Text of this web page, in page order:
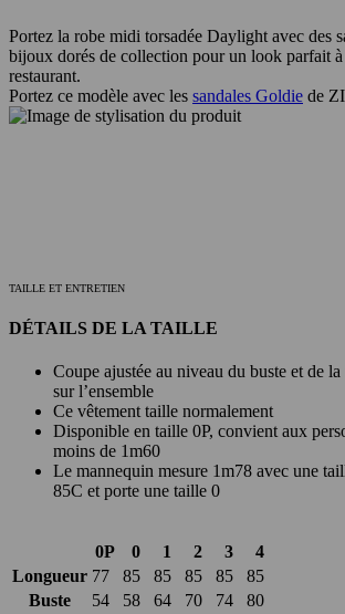
Portez la robe midi torsadée Daylight avec des
bijoux dorés de collection pour un look parfait
restaurant.
Portez ce modèle avec les sandales Goldie de
TAILLE ET ENTRETIEN
DÉTAILS DE LA TAILLE
Coupe ajustée au niveau du buste et de
sur l’ensemble
Ce vêtement taille normalement
Disponible en taille 0P, convient aux
moins de 1m60
Le mannequin mesure 1m78 avec une
85C et porte une taille 0
0P 0 1 2 3
4
Longueur 77 85 85 85 85
85
Buste
54 58 64 70 74
80